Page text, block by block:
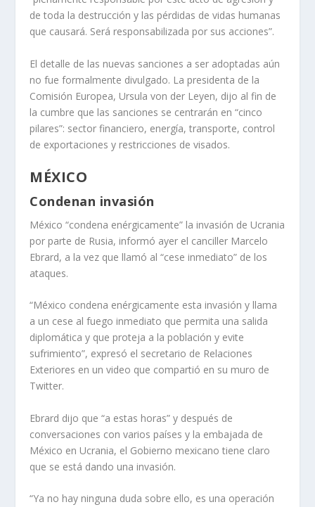
de toda la destrucción y las pérdidas de vidas humanas
que causará. Será responsabilizada por sus acciones”.
El detalle de las nuevas sanciones a ser adoptadas aún
no fue formalmente divulgado. La presidenta de la
Comisión Europea, Ursula von der Leyen, dijo al fin de
la cumbre que las sanciones se centrarán en “cinco
pilares”: sector financiero, energía, transporte, control
de exportaciones y restricciones de visados.
MÉXICO
Condenan invasión
México “condena enérgicamente” la invasión de Ucrania
por parte de Rusia, informó ayer el canciller Marcelo
Ebrard, a la vez que llamó al “cese inmediato” de los
ataques.
“México condena enérgicamente esta invasión y llama
a un cese al fuego inmediato que permita una salida
diplomática y que proteja a la población y evite
sufrimiento”, expresó el secretario de Relaciones
Exteriores en un video que compartió en su muro de
Twitter.
Ebrard dijo que “a estas horas” y después de
conversaciones con varios países y la embajada de
México en Ucrania, el Gobierno mexicano tiene claro
que se está dando una invasión.
“Ya no hay ninguna duda sobre ello, es una operación